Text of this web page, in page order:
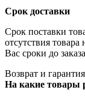
Срок доставки
Срок поставки
отсутствия
Вас сроки до
Возврат и гарантия
На какие товары